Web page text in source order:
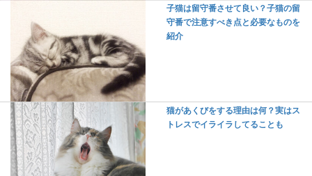
子猫は留守番させて良い？子猫の留
守番で注意すべき点と必要なものを
紹介
猫があくびをする理由は何？実はス
トレスでイライラしてることも